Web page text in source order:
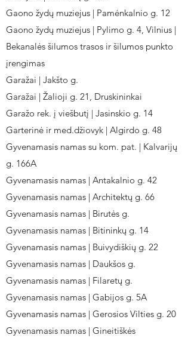
Gaono žydų muziejus | Pamėnkalnio g. 12
Gaono žydų muziejus | Pylimo g. 4, Vilnius |
Bekanalės šilumos trasos ir šilumos punkto
įrengimas
Garažai | Jakšto g.
Garažai | Žalioji g. 21, Druskininkai
Garažo rek. į viešbutį | Jasinskio g. 14
Garterinė ir med.džiovyk | Algirdo g. 48
Gyvenamasis namas su kom. pat. | Kalvarijų
g. 166A
Gyvenamasis namas | Antakalnio g. 42
Gyvenamasis namas | Architektų g. 66
Gyvenamasis namas | Birutės g.
Gyvenamasis namas | Bitininkų g. 14
Gyvenamasis namas | Buivydiškių g. 22
Gyvenamasis namas | Daukšos g.
Gyvenamasis namas | Filaretų g.
Gyvenamasis namas | Gabijos g. 5A
Gyvenamasis namas | Gerosios Vilties g. 20
Gyvenamasis namas | Gineitiškės